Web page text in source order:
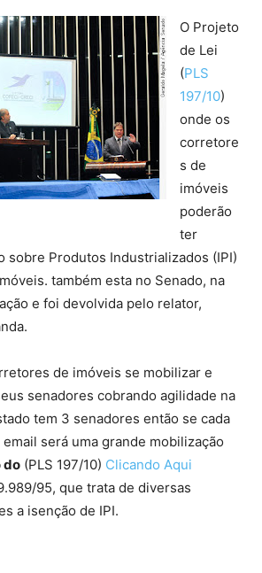
O Projeto
de Lei
(PLS
197/10)
onde os
corretore
s de
imóveis
poderão
ter
sobre Produtos Industrializados (IPI)
também esta no Senado, na
e foi devolvida pelo relator,
de imóveis se mobilizar e
senadores cobrando agilidade na
tem 3 senadores então se cada
será uma grande mobilização
do (PLS 197/10) Clicando Aqui
95, que trata de diversas
a isenção de IPI.